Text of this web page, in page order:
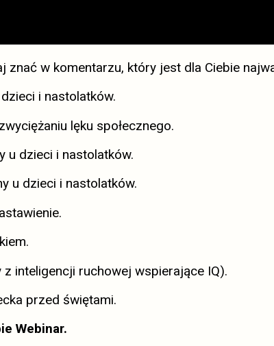
w komentarzu, który jest dla Ciebie
i nastolatków.
lęku społecznego.
u dzieci i nastolatków.
u dzieci i nastolatków.
inteligencji ruchowej wspierające IQ).
przed świętami.
Webinar.